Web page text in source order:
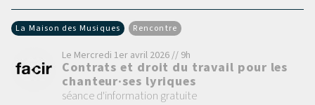
La Maison des Musiques Rencontre
Le Mercredi 1er avril 2026 // 9h
Contrats et droit du travail pour les
chanteur·ses lyriques
séance d'information gratuite